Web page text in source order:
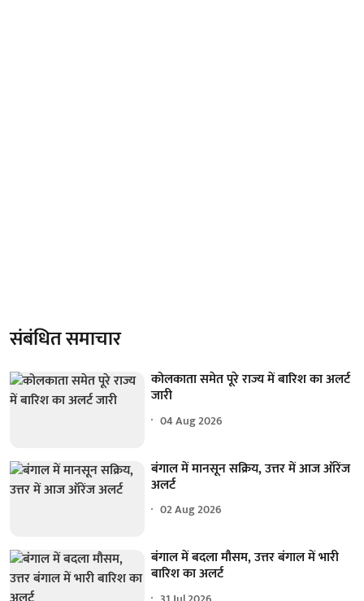
संबंधित समाचार
कोलकाता समेत पूरे राज्य में बारिश का अलर्ट
जारी
04 Aug 2026
बंगाल में मानसून सक्रिय, उत्तर में आज ऑरेंज
अलर्ट
02 Aug 2026
बंगाल में बदला मौसम, उत्तर बंगाल में भारी
बारिश का अलर्ट